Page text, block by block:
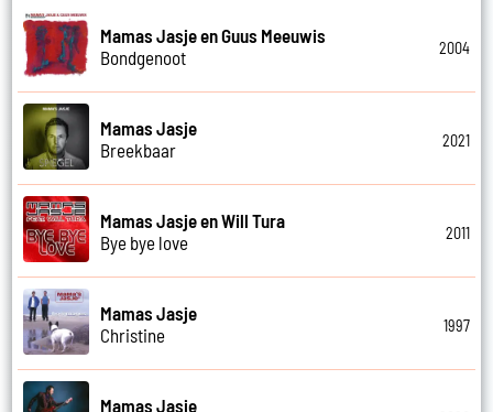
Mamas Jasje en Guus Meeuwis
Bondgenoot
2004
Mamas Jasje
Breekbaar
2021
Mamas Jasje en Will Tura
Bye bye love
2011
Mamas Jasje
Christine
1997
Mamas Jasje